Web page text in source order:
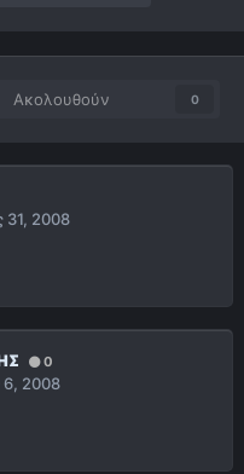
Ακολουθούν 0
31, 2008
0
6, 2008